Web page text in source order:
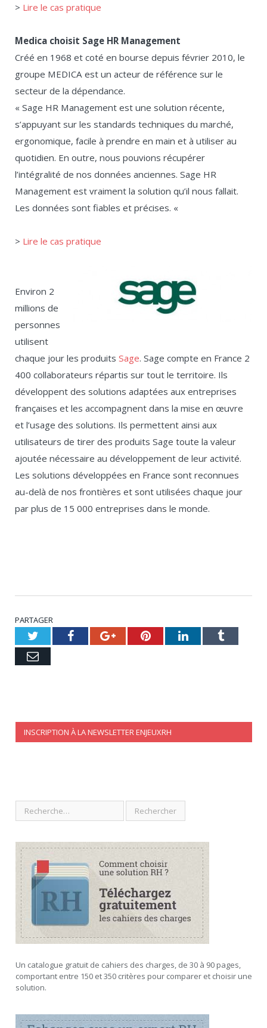
> Lire le cas pratique
Medica choisit Sage HR Management
Créé en 1968 et coté en bourse depuis février 2010, le
groupe MEDICA est un acteur de référence sur le
secteur de la dépendance.
« Sage HR Management est une solution récente,
s’appuyant sur les standards techniques du marché,
ergonomique, facile à prendre en main et à utiliser au
quotidien. En outre, nous pouvions récupérer
l’intégralité de nos données anciennes. Sage HR
Management est vraiment la solution qu’il nous fallait.
Les données sont fiables et précises. «
> Lire le cas pratique
Environ 2
millions de
personnes
utilisent
chaque jour les produits Sage. Sage compte en France 2
400 collaborateurs répartis sur tout le territoire. Ils
développent des solutions adaptées aux entreprises
françaises et les accompagnent dans la mise en œuvre
et l’usage des solutions. Ils permettent ainsi aux
utilisateurs de tirer des produits Sage toute la valeur
ajoutée nécessaire au développement de leur activité.
Les solutions développées en France sont reconnues
au-delà de nos frontières et sont utilisées chaque jour
par plus de 15 000 entreprises dans le monde.
PARTAGER
TwitterFacebookGoogle+PinterestLinkedInTumblr
Email
INSCRIPTION À LA NEWSLETTER ENJEUXRH
Un catalogue gratuit de cahiers des charges, de 30 à 90 pages,
comportant entre 150 et 350 critères pour comparer et choisir une
solution.